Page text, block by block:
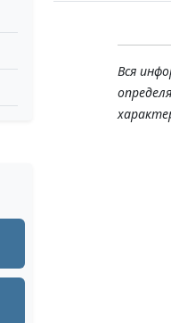
Вся